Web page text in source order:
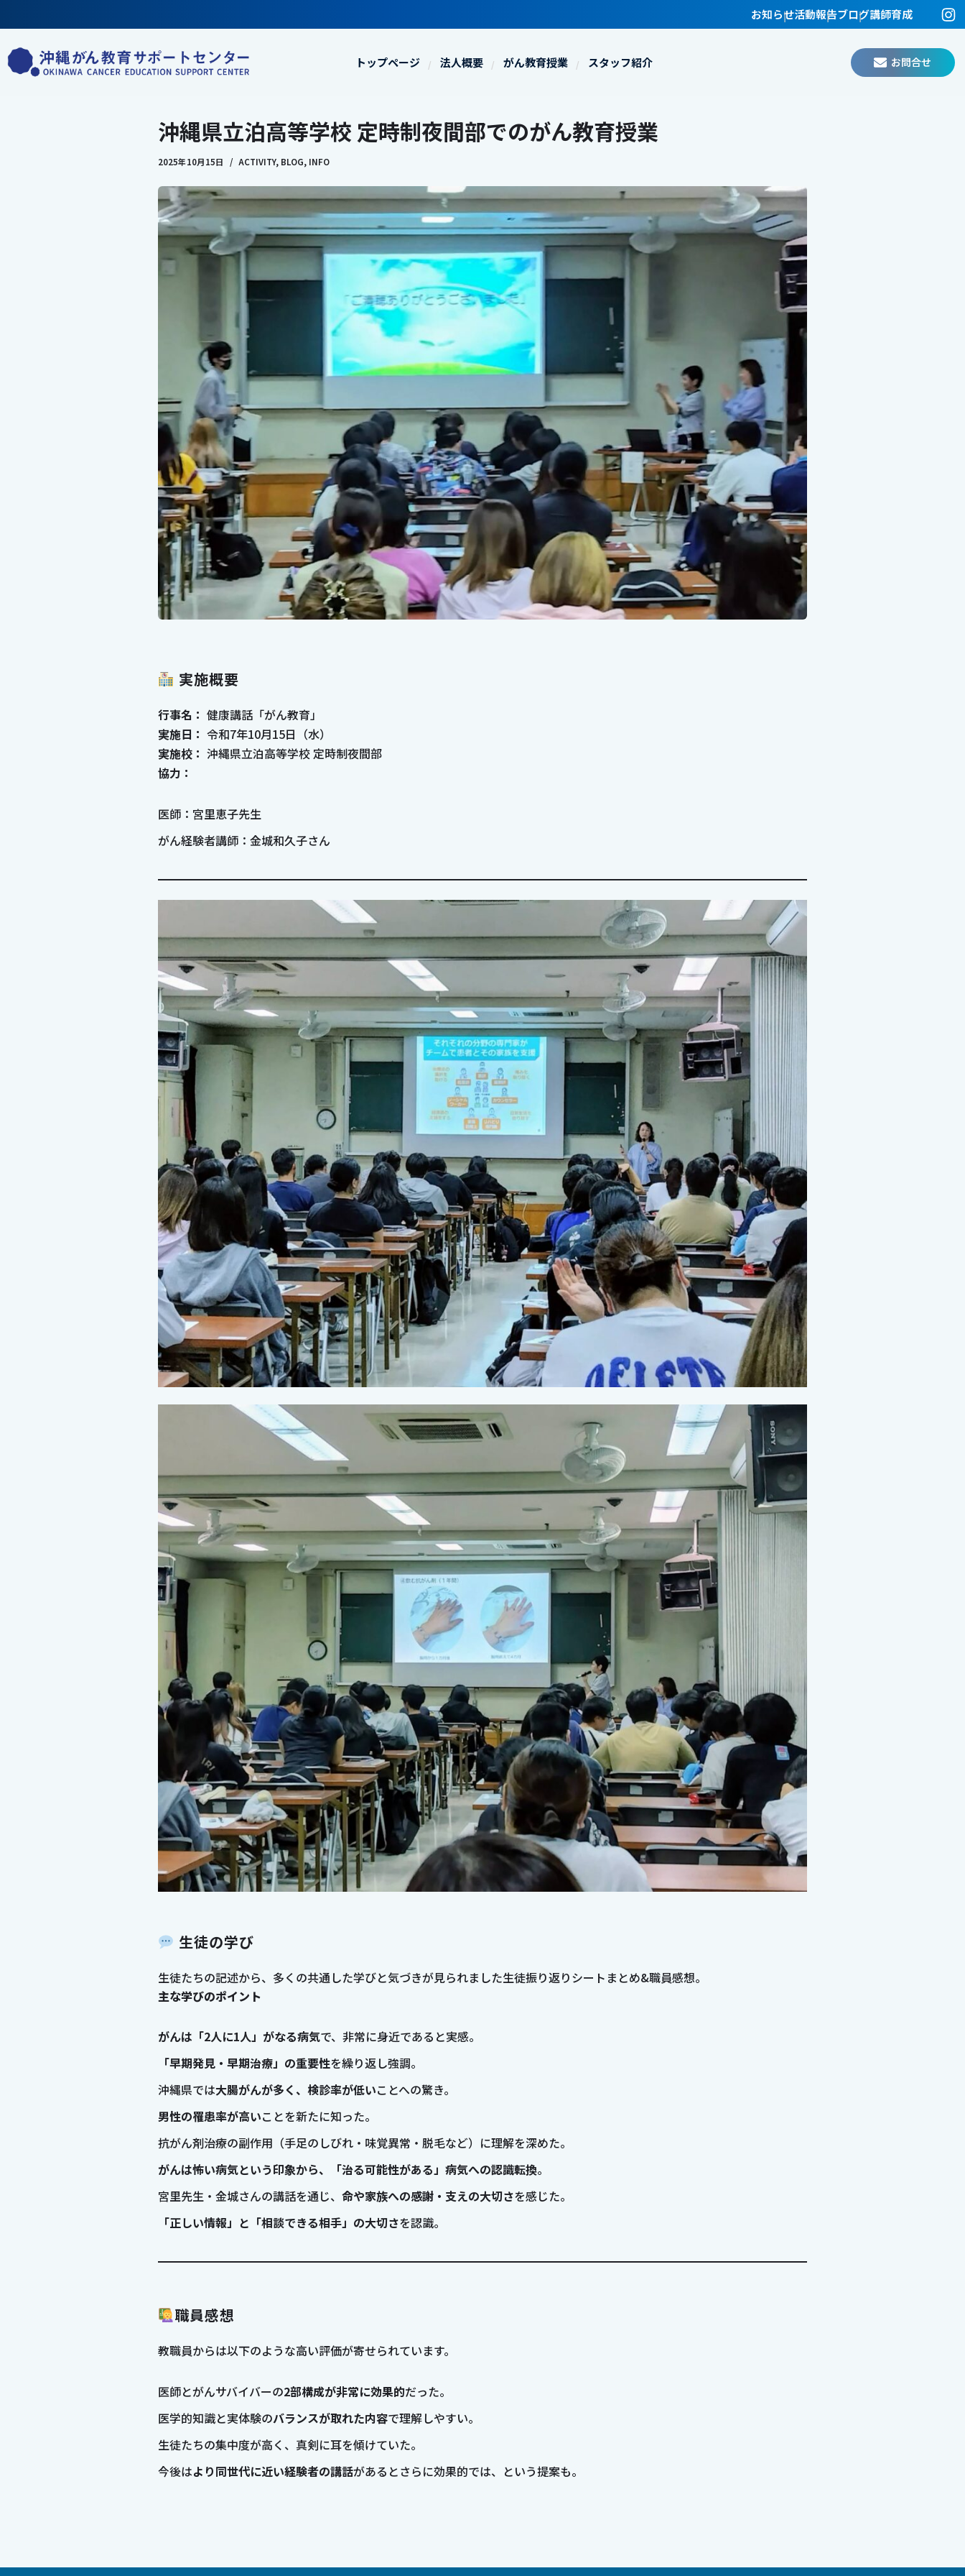
お知らせ活動報告ブログ講師育成
トップページ 法人概要 がん教育授業 スタッフ紹介
テ
お問合せ
沖縄県立泊高等学校 定時制夜間部でのがん教育授業
2025年10月15日 ACTIVITY, BLOG, INFO
実施概要
行事名： 健康講話「がん教育」
実施日： 令和7年10月15日（水）
実施校： 沖縄県立泊高等学校 定時制夜間部
協力：
医師：宮里恵子先生
がん経験者講師：金城和久子さん
生徒の学び
生徒たちの記述から、多くの共通した学びと気づきが見られました生徒振り返りシートまとめ&職員感想。
主な学びのポイント
がんは「2人に1人」がなる病気で、非常に身近であると実感。
「早期発見・早期治療」の重要性を繰り返し強調。
沖縄県では大腸がんが多く、検診率が低いことへの驚き。
男性の罹患率が高いことを新たに知った。
抗がん剤治療の副作用（手足のしびれ・味覚異常・脱毛など）に理解を深めた。
がんは怖い病気という印象から、「治る可能性がある」病気への認識転換。
宮里先生・金城さんの講話を通じ、 命や家族への感謝・支えの大切さを感じた。
「正しい情報」と「相談できる相手」の大切さを認識。
職員感想
教職員からは以下のような高い評価が寄せられています。
医師とがんサバイバーの2部構成が非常に効果的だった。
医学的知識と実体験のバランスが取れた内容で理解しやすい。
生徒たちの集中度が高く、真剣に耳を傾けていた。
今後はより同世代に近い経験者の講話があるとさらに効果的では、という提案も。